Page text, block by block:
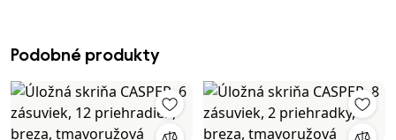
Podobné produkty